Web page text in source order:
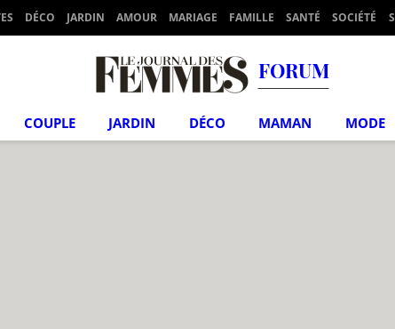
DÉCO JARDIN AMOUR MARIAGE FAMILLE SANTÉ SOCIÉTÉ
FORUM
COUPLE JARDIN DÉCO MAMAN MODE